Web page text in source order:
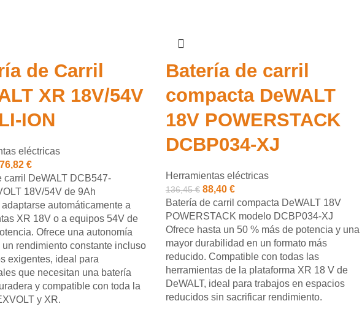
de Carril
XR 18V/54V
ION
eléctricas
€
carril DeWALT DCB547-
18V/54V de 9Ah
automáticamente a
XR 18V o a equipos 54V de
Ofrece una autonomía
un rendimiento constante incluso
exigentes, ideal para
que necesitan una batería
y compatible con toda la
y XR.
Batería de carril
compacta DeWALT
18V POWERSTACK
DCBP034-XJ
Herramientas eléctricas
136,45€ 88,40 €
Batería de carril compacta DeWALT 18V
POWERSTACK modelo DCBP034-XJ
Ofrece hasta un 50 % más de potencia y una
mayor durabilidad en un formato más
reducido. Compatible con todas las
herramientas de la plataforma XR 18 V de
DeWALT, ideal para trabajos en espacios
reducidos sin sacrificar rendimiento.